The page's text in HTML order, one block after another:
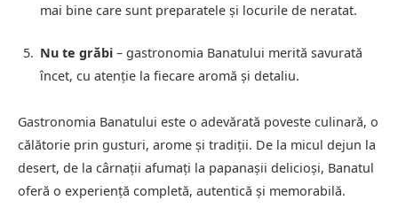
mai bine care sunt preparatele și locurile de neratat.
Nu te grăbi – gastronomia Banatului merită savurată
încet, cu atenție la fiecare aromă și detaliu.
Gastronomia Banatului este o adevărată poveste culinară, o
călătorie prin gusturi, arome și tradiții. De la micul dejun la
desert, de la cârnații afumați la papanașii delicioși, Banatul
oferă o experiență completă, autentică și memorabilă.